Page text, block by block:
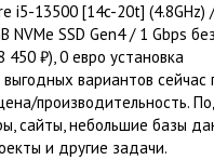
i5-13500 [14c-20t] (4.8GHz)
NVMe SSD Gen4 / 1 Gbps
450 ₽), 0 евро установка
вариантов сейчас
производительность.
сайты, небольшие базы
и другие задачи.